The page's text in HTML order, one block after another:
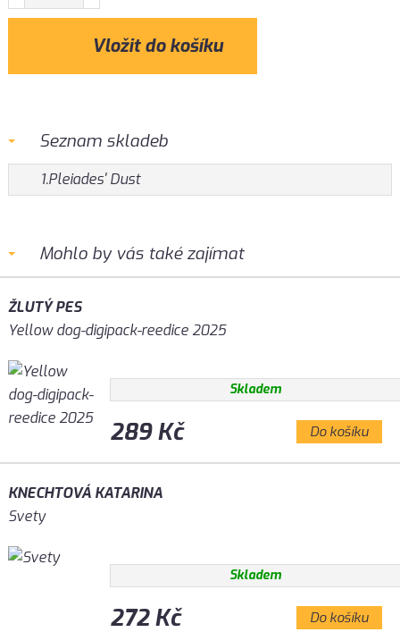
Seznam skladeb
1.Pleiades' Dust
Mohlo by vás také zajímat
ŽLUTÝ PES
Yellow dog-digipack-reedice 2025
Skladem
289 Kč Do košíku
KNECHTOVÁ KATARINA
Svety
Skladem
272 Kč Do košíku